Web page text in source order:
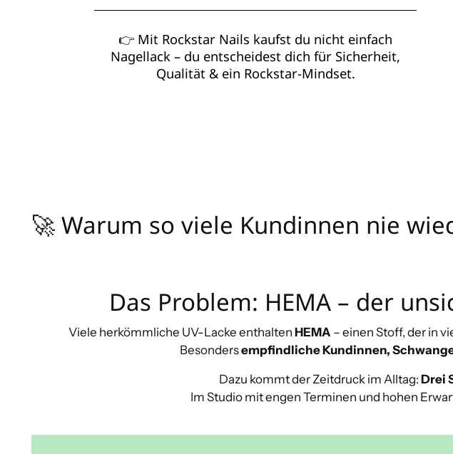
👉 Mit Rockstar Nails kaufst du nicht einfach
Nagellack – du entscheidest dich für Sicherheit,
Qualität & ein Rockstar-Mindset.
🚀 Warum so viele Kundinnen nie
Das Problem: HEMA – der
Viele herkömmliche UV-Lacke enthalten HEMA – einen Stoff, der in
Besondersempfindliche Kundinnen,
Dazu kommt der Zeitdruck im Alltag: Drei
Im Studio mit engen Terminen und hohen